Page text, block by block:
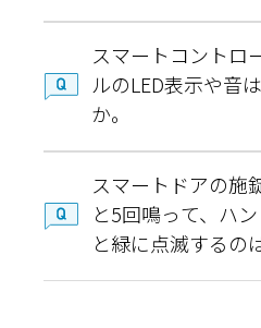
スマートコントロ
ルのLED表示や音
か。
スマートドアの施
と5回鳴って、ハ
と緑に点滅するの